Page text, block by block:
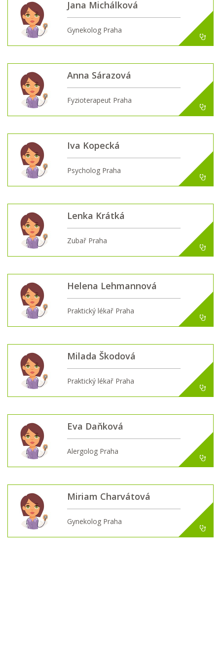
Jana Michálková
Gynekolog Praha
Anna Sárazová
Fyzioterapeut Praha
Iva Kopecká
Psycholog Praha
Lenka Krátká
Zubař Praha
Helena Lehmannová
Praktický lékař Praha
Milada Škodová
Praktický lékař Praha
Eva Daňková
Alergolog Praha
Miriam Charvátová
Gynekolog Praha